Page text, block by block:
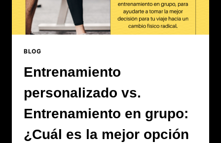
BLOG
Entrenamiento
personalizado vs.
Entrenamiento en grupo:
¿Cuál es la mejor opción